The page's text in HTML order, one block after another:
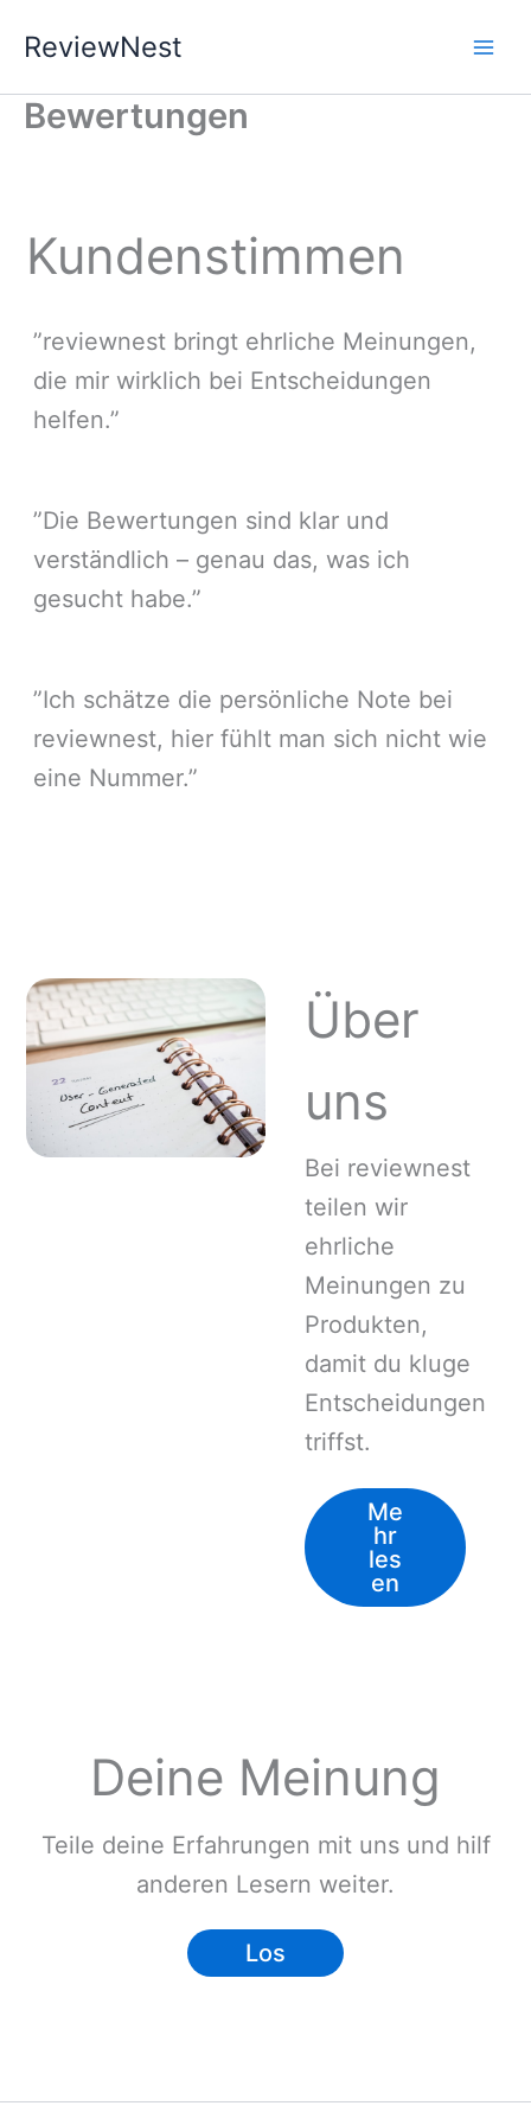
InhaltReviewNest
Bewertungen
Kundenstimmen
”reviewnest bringt ehrliche Meinungen,
die mir wirklich bei Entscheidungen
helfen.”
”Die Bewertungen sind klar und
verständlich – genau das, was ich
gesucht habe.”
”Ich schätze die persönliche Note bei
reviewnest, hier fühlt man sich nicht wie
eine Nummer.”
Über
uns
Bei reviewnest
teilen wir
ehrliche
Meinungen zu
Produkten,
damit du kluge
Entscheidungen
triffst.
Me
hr
les
en
Deine Meinung
Teile deine Erfahrungen mit uns und hilf
anderen Lesern weiter.
Los